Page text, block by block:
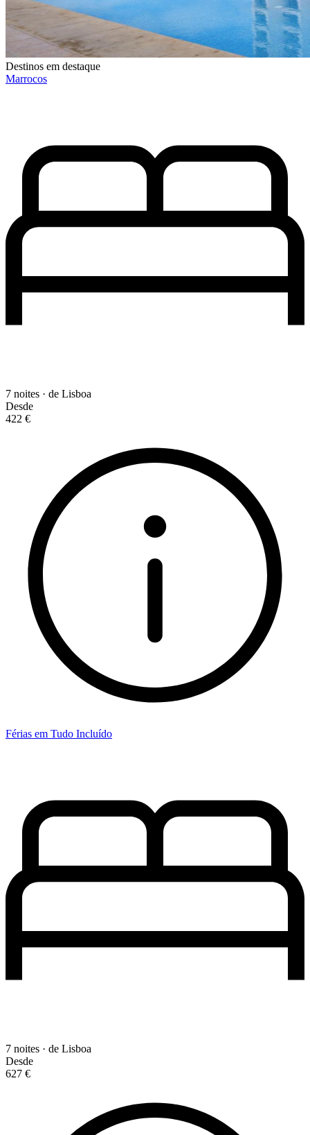
Destinos em destaque
Marrocos
7 noites · de Lisboa
Desde
422 €
Férias em Tudo Incluído
7 noites · de Lisboa
Desde
627 €